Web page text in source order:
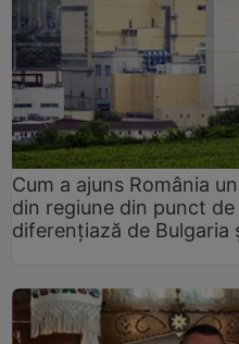
Cum a ajuns România
din regiune din punct
diferențiază de Bulgaria